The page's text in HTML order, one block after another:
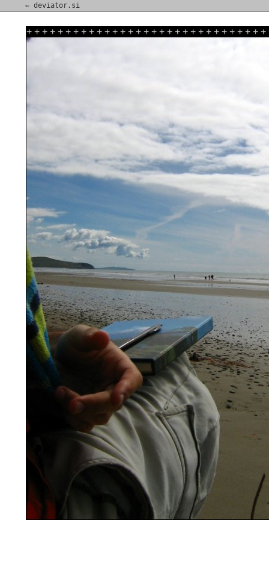
⇐ deviator.si
+ + + + + + + + + + + + + + + + + + + + + + + + + + + + + + +